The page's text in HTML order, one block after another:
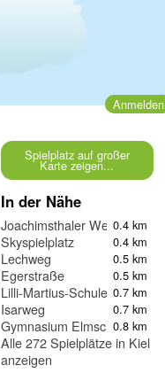
Anmelden
Spielplatz auf großer
Karte zeigen...
In der Nähe
Joachimsthaler Weg0.4 km
Skyspielplatz 0.4 km
Lechweg 0.5 km
Egerstraße 0.5 km
Lilli-Martius-Schule 0.7 km
Isarweg 0.7 km
Gymnasium Elmschenhagen
0.8 km
Alle 272 Spielplätze in Kiel
anzeigen